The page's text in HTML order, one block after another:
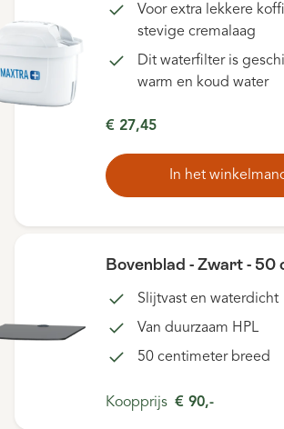
Voor extra lekkere
stevige cremalaag
Dit waterfilter is
warm en koud water
€ 27,45
In het
Bovenblad - Zwart - 50
Slijtvast en waterdicht
Van duurzaam HPL
50 centimeter breed
Koopprijs € 90,-